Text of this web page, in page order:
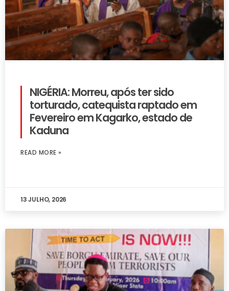
NIGÉRIA: Morreu, após ter sido
torturado, catequista raptado em
Fevereiro em Kagarko, estado de
Kaduna
READ MORE »
13 JULHO, 2026